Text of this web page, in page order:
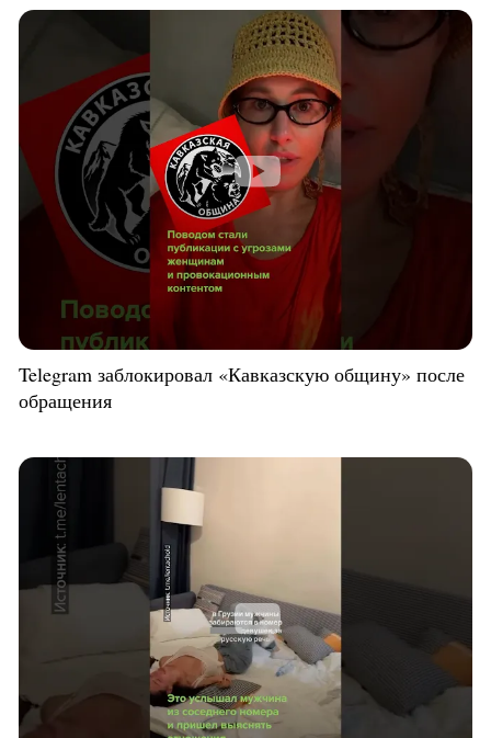
Telegram заблокировал «Кавказскую общину» после
обращения